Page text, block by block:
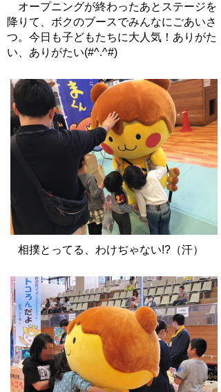
オープニングが終わったあとステージを
降りて、ボクのブースでみんなにごあいさ
つ。今日も子どもたちに大人気！ありがた
い、ありがたい(#^.^#)
相撲とってる、わけぢゃない!?（汗）